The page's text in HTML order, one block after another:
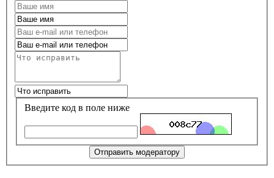
Введите код в поле ниже
Отправить модератору